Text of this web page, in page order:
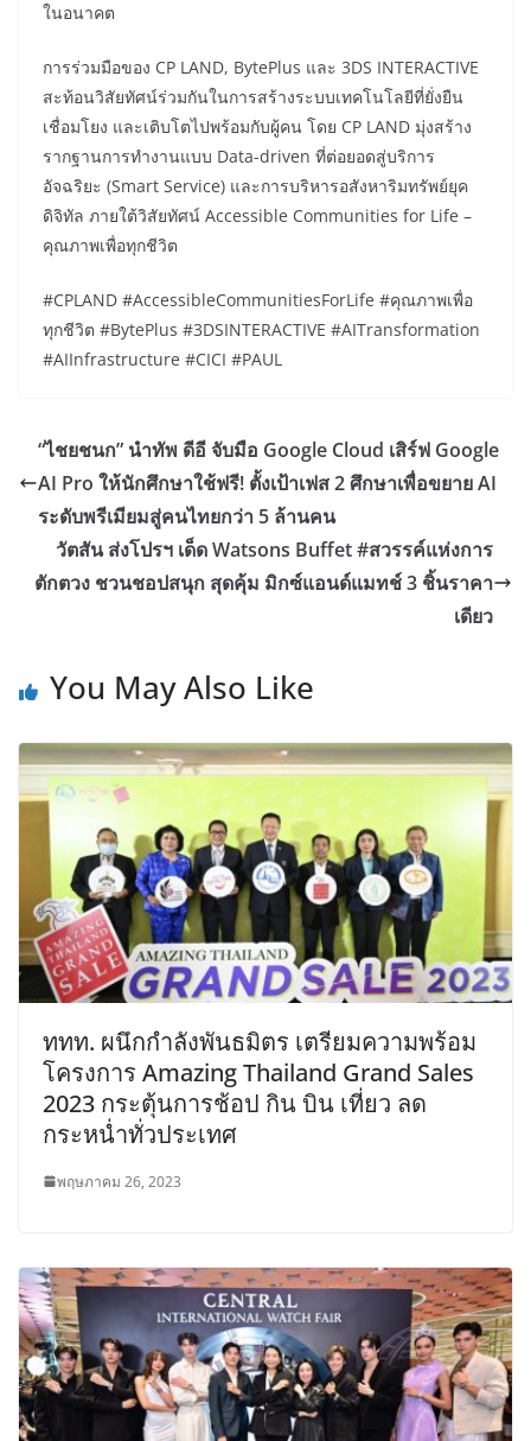
ในอนาคต
การร่วมมือของ CP LAND, BytePlus และ 3DS INTERACTIVE
สะท้อนวิสัยทัศน์ร่วมกันในการสร้างระบบเทคโนโลยีที่ยั่งยืน
เชื่อมโยง และเติบโตไปพร้อมกับผู้คน โดย CP LAND มุ่งสร้าง
รากฐานการทำงานแบบ Data-driven ที่ต่อยอดสู่บริการ
อัจฉริยะ (Smart Service) และการบริหารอสังหาริมทรัพย์ยุค
ดิจิทัล ภายใต้วิสัยทัศน์ Accessible Communities for Life –
คุณภาพเพื่อทุกชีวิต
#CPLAND #AccessibleCommunitiesForLife #คุณภาพเพื่อ
ทุกชีวิต #BytePlus #3DSINTERACTIVE #AITransformation
#AIInfrastructure #CICI #PAUL
“ไชยชนก” นำทัพ ดีอี จับมือ Google Cloud เสิร์ฟ Google
AI Pro ให้นักศึกษาใช้ฟรี! ตั้งเป้าเฟส 2 ศึกษาเพื่อขยาย AI
ระดับพรีเมียมสู่คนไทยกว่า 5 ล้านคน
วัตสัน ส่งโปรฯ เด็ด Watsons Buffet #สวรรค์แห่งการ
ตักตวง ชวนชอปสนุก สุดคุ้ม มิกซ์แอนด์แมทช์ 3 ชิ้นราคา
เดียว
You May Also Like
ททท. ผนึกกำลังพันธมิตร เตรียมความพร้อม
โครงการ Amazing Thailand Grand Sales
2023 กระตุ้นการช้อป กิน บิน เที่ยว ลด
กระหน่ำทั่วประเทศ
พฤษภาคม 26, 2023